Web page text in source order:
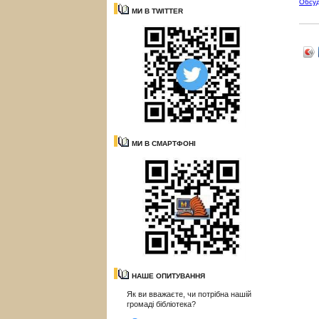
МИ В TWITTER
МИ В СМАРТФОНІ
НАШЕ ОПИТУВАННЯ
Як ви вважаєте, чи потрібна нашій
громаді бібліотека?